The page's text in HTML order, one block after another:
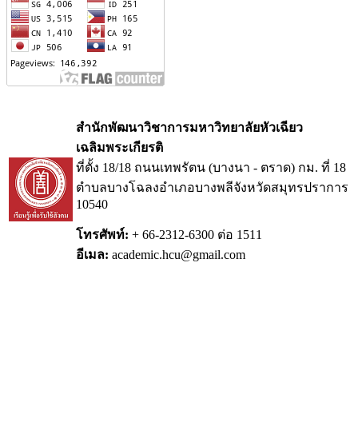
สำนักพัฒนาวิชาการมหาวิทยาลัยหัวเฉียว
เฉลิมพระเกียรติ
ที่ตั้ง 18/18 ถนนเทพรัตน (บางนา - ตราด) กม. ที่ 18
ตำบลบางโฉลงอำเภอบางพลีจังหวัดสมุทรปราการ
10540
โทรศัพท์: + 66-2312-6300 ต่อ 1511
อีเมล: academic.hcu@gmail.com